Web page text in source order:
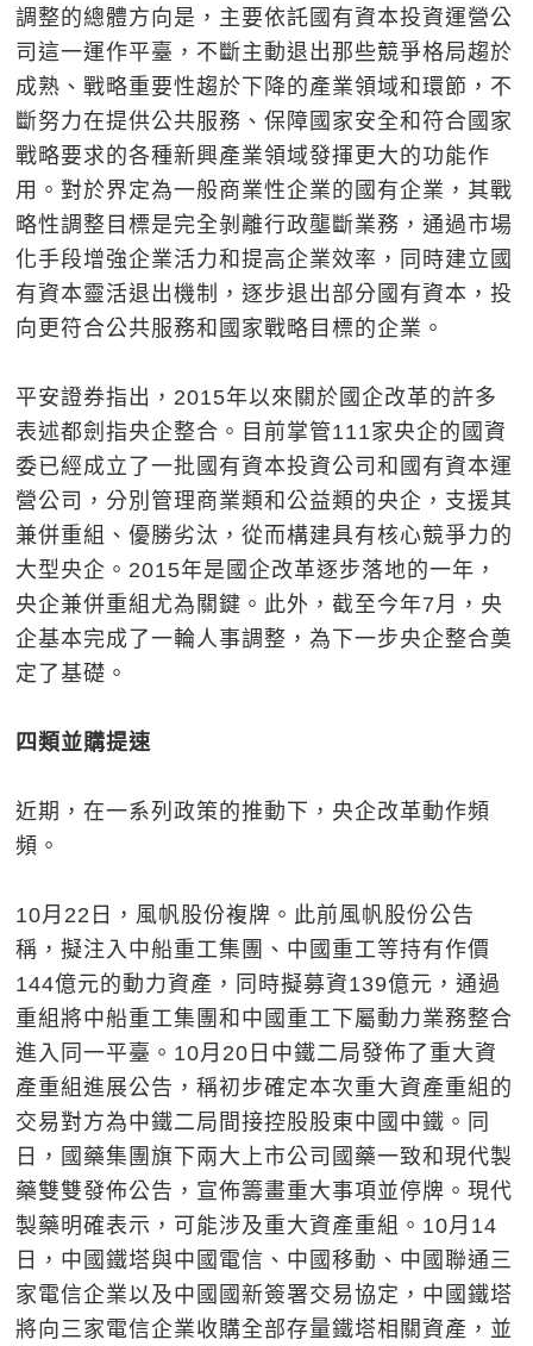
調整的總體方向是，主要依託國有資本投資運營公
司這一運作平臺，不斷主動退出那些競爭格局趨於
成熟、戰略重要性趨於下降的產業領域和環節，不
斷努力在提供公共服務、保障國家安全和符合國家
戰略要求的各種新興產業領域發揮更大的功能作
用。對於界定為一般商業性企業的國有企業，其戰
略性調整目標是完全剝離行政壟斷業務，通過市場
化手段增強企業活力和提高企業效率，同時建立國
有資本靈活退出機制，逐步退出部分國有資本，投
向更符合公共服務和國家戰略目標的企業。
平安證券指出，2015年以來關於國企改革的許多
表述都劍指央企整合。目前掌管111家央企的國資
委已經成立了一批國有資本投資公司和國有資本運
營公司，分別管理商業類和公益類的央企，支援其
兼併重組、優勝劣汰，從而構建具有核心競爭力的
大型央企。2015年是國企改革逐步落地的一年，
央企兼併重組尤為關鍵。此外，截至今年7月，央
企基本完成了一輪人事調整，為下一步央企整合奠
定了基礎。
四類並購提速
近期，在一系列政策的推動下，央企改革動作頻
頻。
10月22日，風帆股份複牌。此前風帆股份公告
稱，擬注入中船重工集團、中國重工等持有作價
144億元的動力資產，同時擬募資139億元，通過
重組將中船重工集團和中國重工下屬動力業務整合
進入同一平臺。10月20日中鐵二局發佈了重大資
產重組進展公告，稱初步確定本次重大資產重組的
交易對方為中鐵二局間接控股股東中國中鐵。同
日，國藥集團旗下兩大上市公司國藥一致和現代製
藥雙雙發佈公告，宣佈籌畫重大事項並停牌。現代
製藥明確表示，可能涉及重大資產重組。10月14
日，中國鐵塔與中國電信、中國移動、中國聯通三
家電信企業以及中國國新簽署交易協定，中國鐵塔
將向三家電信企業收購全部存量鐵塔相關資產，並